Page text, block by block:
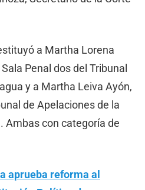
a Martha Lorena
Penal dos del Tribunal
y a Martha Leiva Ayón,
de Apelaciones de la
Ambas con categoría de
aprueba reforma al